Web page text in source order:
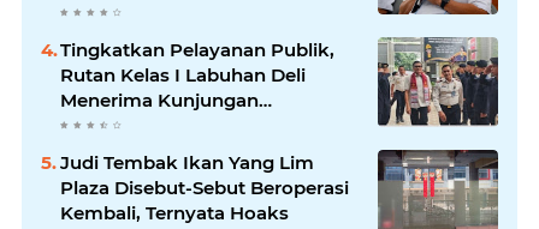
Tingkatkan Pelayanan Publik,
Rutan Kelas I Labuhan Deli
Menerima Kunjungan
Rombongan Staf Khusus
Judi Tembak Ikan Yang Lim
Plaza Disebut-Sebut Beroperasi
Kembali, Ternyata Hoaks